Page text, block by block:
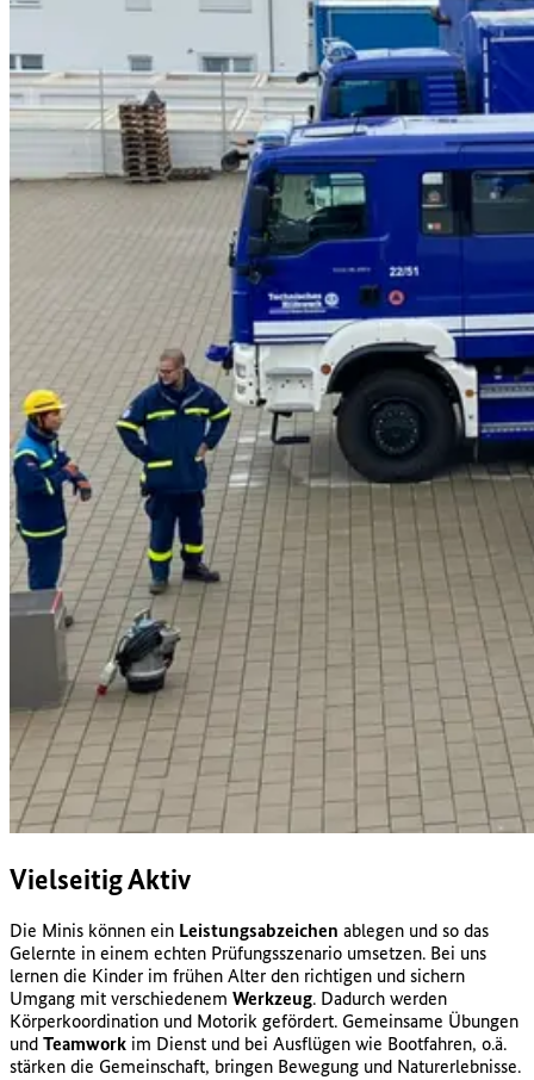
Vielseitig Aktiv
Die Minis können ein Leistungsabzeichen ablegen und so das
Gelernte in einem echten Prüfungsszenario umsetzen. Bei uns
lernen die Kinder im frühen Alter den richtigen und sichern
Umgang mit verschiedenem Werkzeug. Dadurch werden
Körperkoordination und Motorik gefördert. Gemeinsame Übungen
und Teamwork im Dienst und bei Ausflügen wie Bootfahren, o.ä.
stärken die Gemeinschaft, bringen Bewegung und Naturerlebnisse.